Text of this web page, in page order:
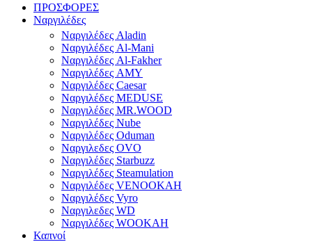
ΠΡΟΣΦΟΡΕΣ
Ναργιλέδες
Ναργιλέδες Aladin
Ναργιλέδες Al-Mani
Ναργιλέδες Al-Fakher
Ναργιλέδες AΜΥ
Ναργιλέδες Caesar
Ναργιλέδες MEDUSE
Ναργιλέδες MR.WOOD
Ναργιλέδες Nube
Ναργιλέδες Oduman
Ναργιλεδες OVO
Ναργιλέδες Starbuzz
Ναργιλέδες Steamulation
Ναργιλέδες VENOOKAH
Ναργιλέδες Vyro
Ναργιλεδες WD
Ναργιλέδες WOOKAH
Καπνοί